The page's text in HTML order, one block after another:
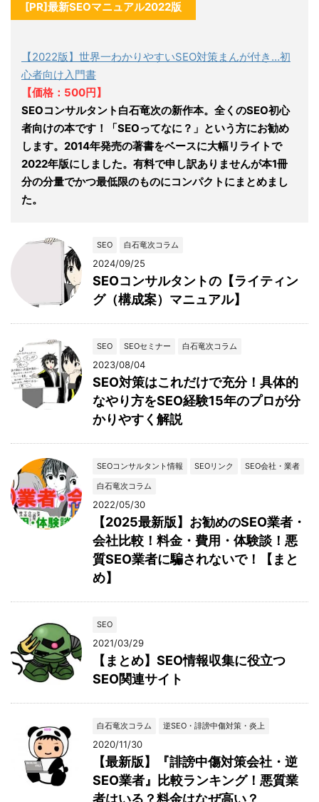
[PR]最新SEOマニュアル2022版
【2022版】世界一わかりやすいSEO対策まんが付き…初
心者向け入門書
【価格：500円】
SEOコンサルタント白石竜次の新作本。全くのSEO初心
者向けの本です！「SEOってなに？」という方にお勧め
します。2014年発売の著書をベースに大幅リライトで
2022年版にしました。有料で申し訳ありませんが本1冊
分の分量でかつ最低限のものにコンパクトにまとめまし
た。
SEO 白石竜次コラム
2024/09/25
SEOコンサルタントの【ライティン
グ（構成案）マニュアル】
SEO SEOセミナー 白石竜次コラム
2023/08/04
SEO対策はこれだけで充分！具体的
なやり方をSEO経験15年のプロが分
かりやすく解説
SEOコンサルタント情報 SEOリンク
SEO会社・業者
白石竜次コラム
2022/05/30
【2025最新版】お勧めのSEO業者・
会社比較！料金・費用・体験談！悪
質SEO業者に騙されないで！【まと
め】
SEO
2021/03/29
【まとめ】SEO情報収集に役立つ
SEO関連サイト
白石竜次コラム 逆SEO・誹謗中傷対策・炎上
2020/11/30
【最新版】『誹謗中傷対策会社・逆
SEO業者』比較ランキング！悪質業
者はいる？料金はなぜ高い？